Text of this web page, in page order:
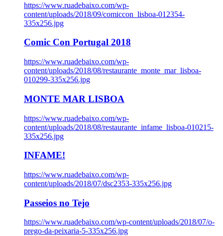
https://www.ruadebaixo.com/wp-
content/uploads/2018/09/comiccon_lisboa-012354-
335x256.jpg
Comic Con Portugal 2018
https://www.ruadebaixo.com/wp-
content/uploads/2018/08/restaurante_monte_mar_lisboa-
010299-335x256.jpg
MONTE MAR LISBOA
https://www.ruadebaixo.com/wp-
content/uploads/2018/08/restaurante_infame_lisboa-010215-
335x256.jpg
INFAME!
https://www.ruadebaixo.com/wp-
content/uploads/2018/07/dsc2353-335x256.jpg
Passeios no Tejo
https://www.ruadebaixo.com/wp-content/uploads/2018/07/o-
prego-da-peixaria-5-335x256.jpg